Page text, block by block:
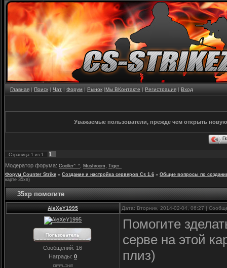
Главная | Поиск | Чат | Форум | Рынок |Мы ВКонтакте | Регистрация | Вход
Уважаемые пользователи, прежде чем открыть
Страница 1 из 1
1
Модератор форума: Cooller^_^ Mushroom
Tiger_
Форум Counter Strike » Создание и настройка серверов Cs 1.6 » Общие вопросы по
карте 35хп)
35xp помогите
AleXeY1995 Дата: Вторник, 2014-02-04, 06:27 |
Сообщений: 16
Награды: 0
Помогите
серве на этой
плиз)